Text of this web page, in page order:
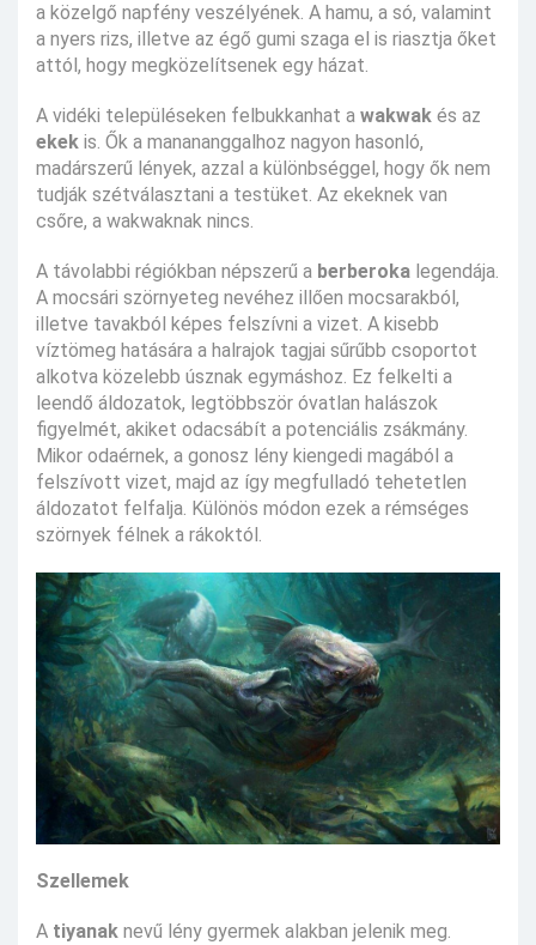
a közelgő napfény veszélyének. A hamu, a só, valamint
a nyers rizs, illetve az égő gumi szaga el is riasztja őket
attól, hogy megközelítsenek egy házat.
A vidéki településeken felbukkanhat a wakwak és az
ekek is. Ők a manananggalhoz nagyon hasonló,
madárszerű lények, azzal a különbséggel, hogy ők nem
tudják szétválasztani a testüket. Az ekeknek van
csőre, a wakwaknak nincs.
A távolabbi régiókban népszerű a berberoka legendája.
A mocsári szörnyeteg nevéhez illően mocsarakból,
illetve tavakból képes felszívni a vizet. A kisebb
víztömeg hatására a halrajok tagjai sűrűbb csoportot
alkotva közelebb úsznak egymáshoz. Ez felkelti a
leendő áldozatok, legtöbbször óvatlan halászok
figyelmét, akiket odacsábít a potenciális zsákmány.
Mikor odaérnek, a gonosz lény kiengedi magából a
felszívott vizet, majd az így megfulladó tehetetlen
áldozatot felfalja. Különös módon ezek a rémséges
szörnyek félnek a rákoktól.
Szellemek
A tiyanak nevű lény gyermek alakban jelenik meg.